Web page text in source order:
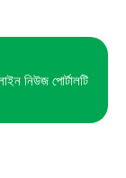
নিউজ পোর্টালটি